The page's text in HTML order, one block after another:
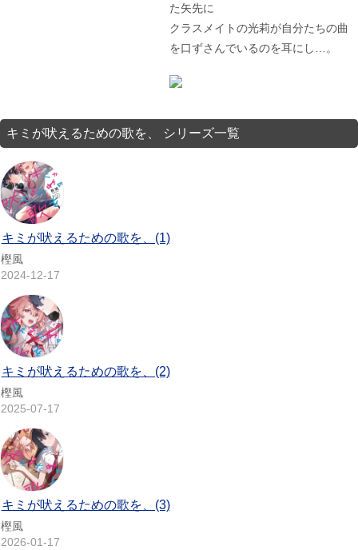
た矢先に
クラスメイトの光莉が自分たちの曲
を口ずさんでいるのを耳にし…。
キミが吠えるための歌を、 シリーズ一覧
キミが吠えるための歌を、(1)
樫風
2024-12-17
キミが吠えるための歌を、(2)
樫風
2025-07-17
キミが吠えるための歌を、(3)
樫風
2026-01-17